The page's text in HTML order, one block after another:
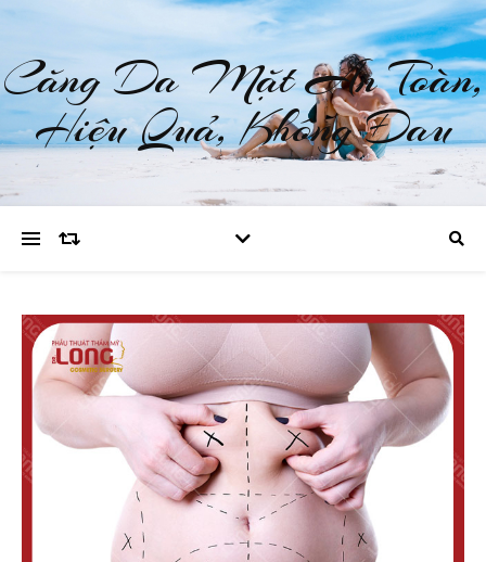
Căng Da Mặt An Toàn,
Hiệu Quả, Không Đau